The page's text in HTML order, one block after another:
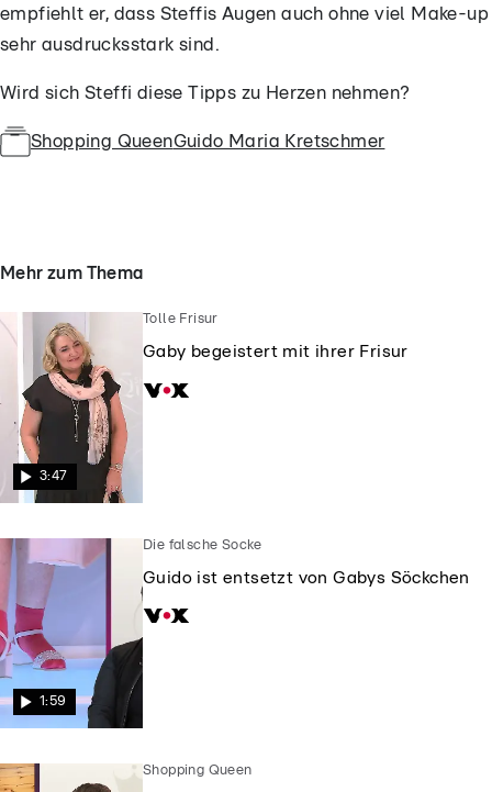
empfiehlt er, dass Steffis Augen auch ohne viel Make-up
sehr ausdrucksstark sind.
Wird sich Steffi diese Tipps zu Herzen nehmen?
Shopping QueenGuido Maria Kretschmer
Mehr zum Thema
3:47
Tolle Frisur
Gaby begeistert mit ihrer Frisur
1:59
Die falsche Socke
Guido ist entsetzt von Gabys Söckchen
Shopping Queen